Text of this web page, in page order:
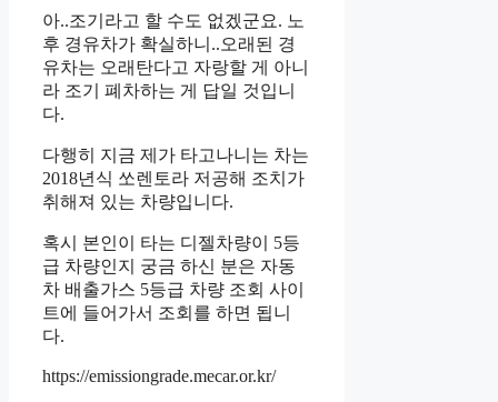
아..조기라고 할 수도 없겠군요. 노
후 경유차가 확실하니..오래된 경
유차는 오래탄다고 자랑할 게 아니
라 조기 폐차하는 게 답일 것입니
다.
다행히 지금 제가 타고나니는 차는
2018년식 쏘렌토라 저공해 조치가
취해져 있는 차량입니다.
혹시 본인이 타는 디젤차량이 5등
급 차량인지 궁금 하신 분은 자동
차 배출가스 5등급 차량 조회 사이
트에 들어가서 조회를 하면 됩니
다.
https://emissiongrade.mecar.or.kr/